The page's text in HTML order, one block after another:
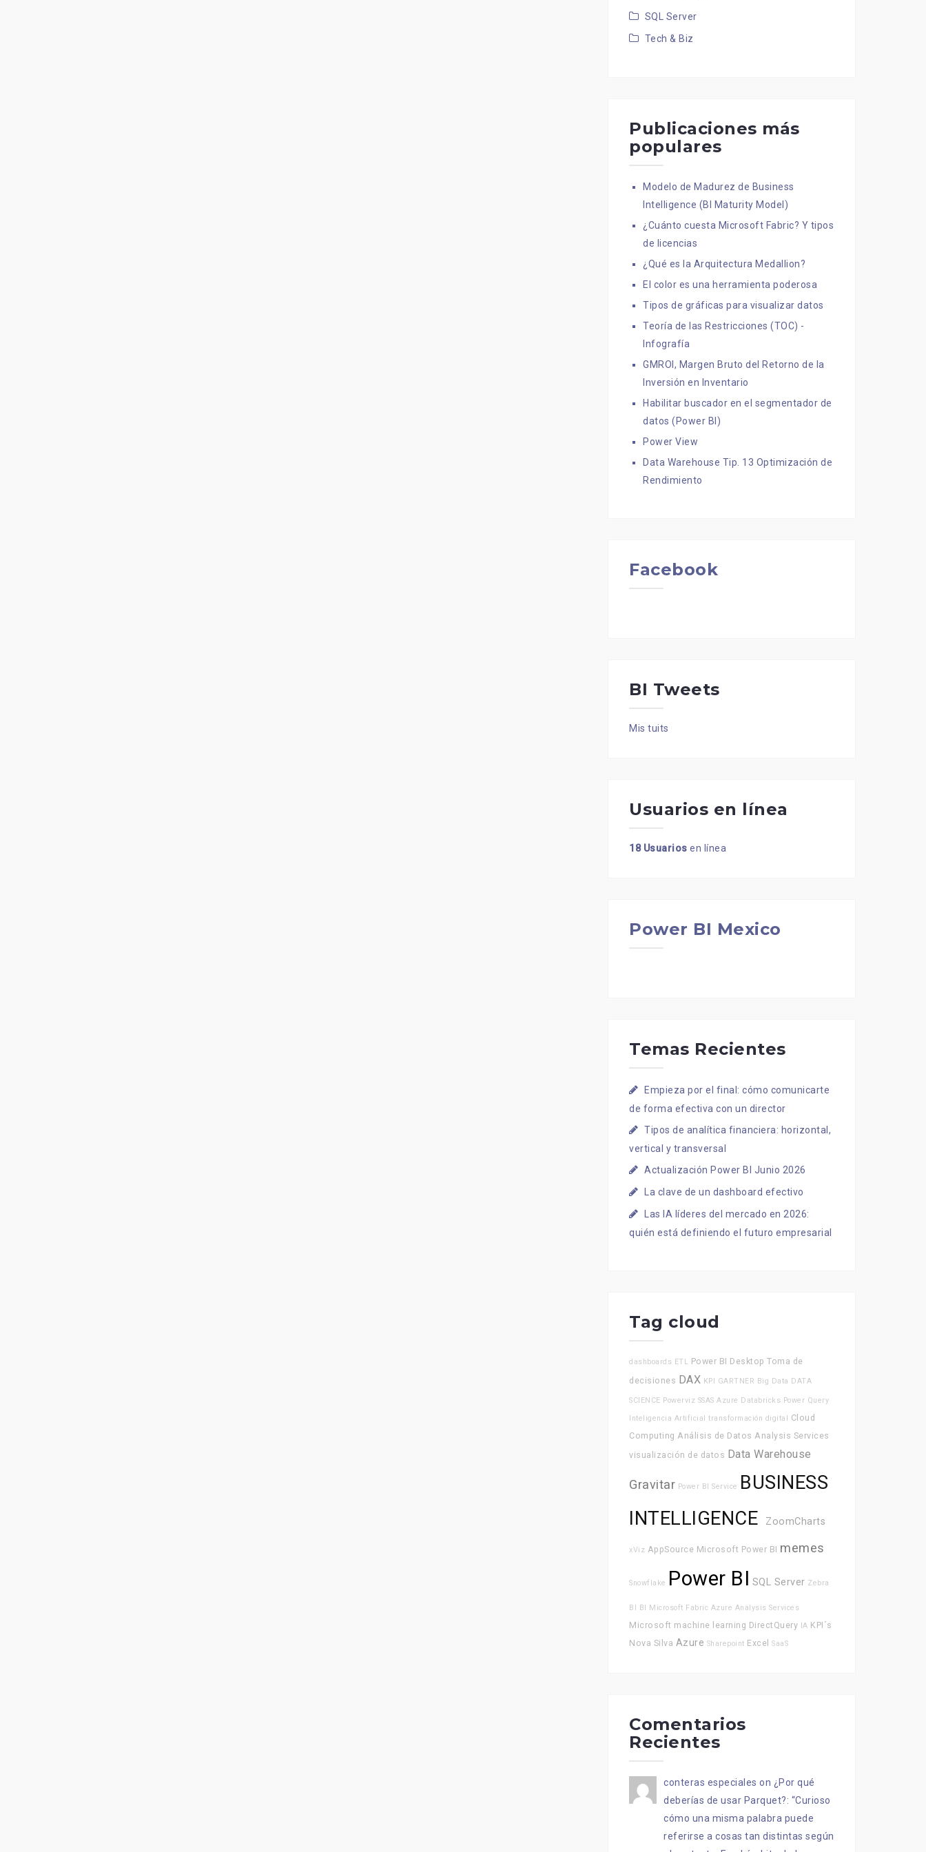
SQL Server
Tech & Biz
Publicaciones más
populares
Modelo de Madurez de Business
Intelligence (BI Maturity Model)
¿Cuánto cuesta Microsoft Fabric? Y tipos
de licencias
¿Qué es la Arquitectura Medallion?
El color es una herramienta poderosa
Tipos de gráficas para visualizar datos
Teoría de las Restricciones (TOC) -
Infografía
GMROI, Margen Bruto del Retorno de la
Inversión en Inventario
Habilitar buscador en el segmentador de
datos (Power BI)
Power View
Data Warehouse Tip. 13 Optimización de
Rendimiento
Facebook
BI Tweets
Mis tuits
Usuarios en línea
18 Usuarios en línea
Power BI Mexico
Temas Recientes
Empieza por el final: cómo comunicarte
de forma efectiva con un director
Tipos de analítica financiera: horizontal,
vertical y transversal
Actualización Power BI Junio 2026
La clave de un dashboard efectivo
Las IA líderes del mercado en 2026:
quién está definiendo el futuro empresarial
Tag cloud
dashboards ETL Power BI Desktop Toma de
decisiones DAX KPI GARTNER Big Data DATA
SCIENCE Powerviz SSAS Azure Databricks Power Query
Inteligencia Artificial transformación digital Cloud
Computing Análisis de Datos Analysis Services
visualización de datos Data Warehouse
Gravitar Power BI Service BUSINESS
INTELLIGENCE
ZoomCharts
xViz AppSource Microsoft Power BI memes
Snowflake Power BI SQL Server Zebra
BI BI Microsoft Fabric Azure Analysis Services
Microsoft machine learning DirectQuery IA KPI´s
Nova Silva Azure Sharepoint Excel SaaS
Comentarios
Recientes
conteras especiales on ¿Por qué
deberías de usar Parquet?: “Curioso
cómo una misma palabra puede
referirse a cosas tan distintas según